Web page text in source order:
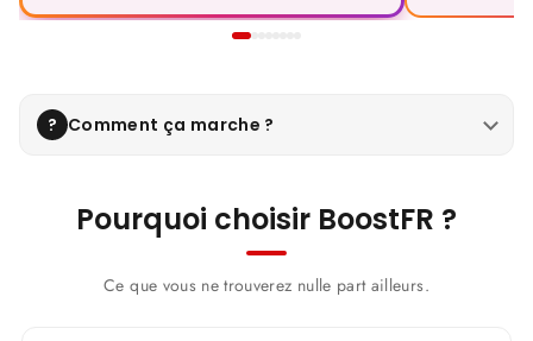
? Comment ça marche ?
Renseignez votre @pseudo — sans mot de passe.
La livraison démarre en quelques minutes.
Pourquoi choisir BoostFR ?
Ce que vous ne trouverez nulle part ailleurs.